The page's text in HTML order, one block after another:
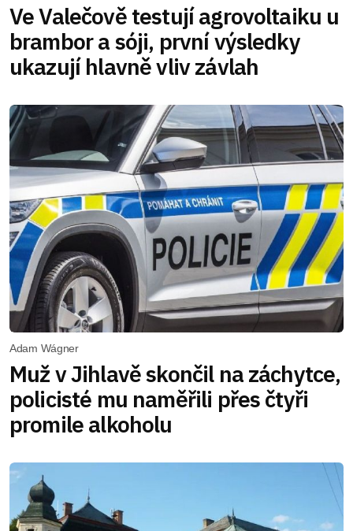
Ve Valečově testují agrovoltaiku u
brambor a sóji, první výsledky
ukazují hlavně vliv závlah
Adam Wágner
Muž v Jihlavě skončil na záchytce,
policisté mu naměřili přes čtyři
promile alkoholu